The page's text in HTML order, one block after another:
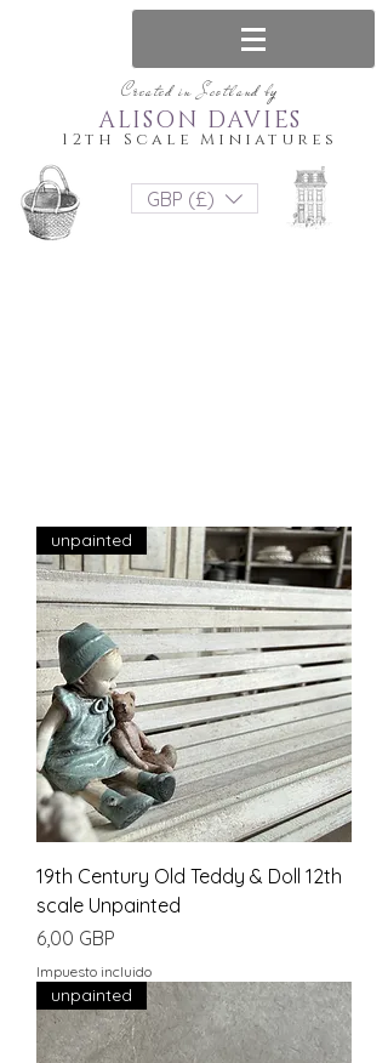
Created in Scotland by
12th Scale Miniatures
ALISON DAVIES
GBP (£)
unpainted
19th Century Old Teddy & Doll 12th
scale Unpainted
Precio
6,00 GBP
Impuesto incluido
unpainted